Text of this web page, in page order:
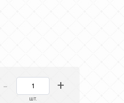
- +
шт.